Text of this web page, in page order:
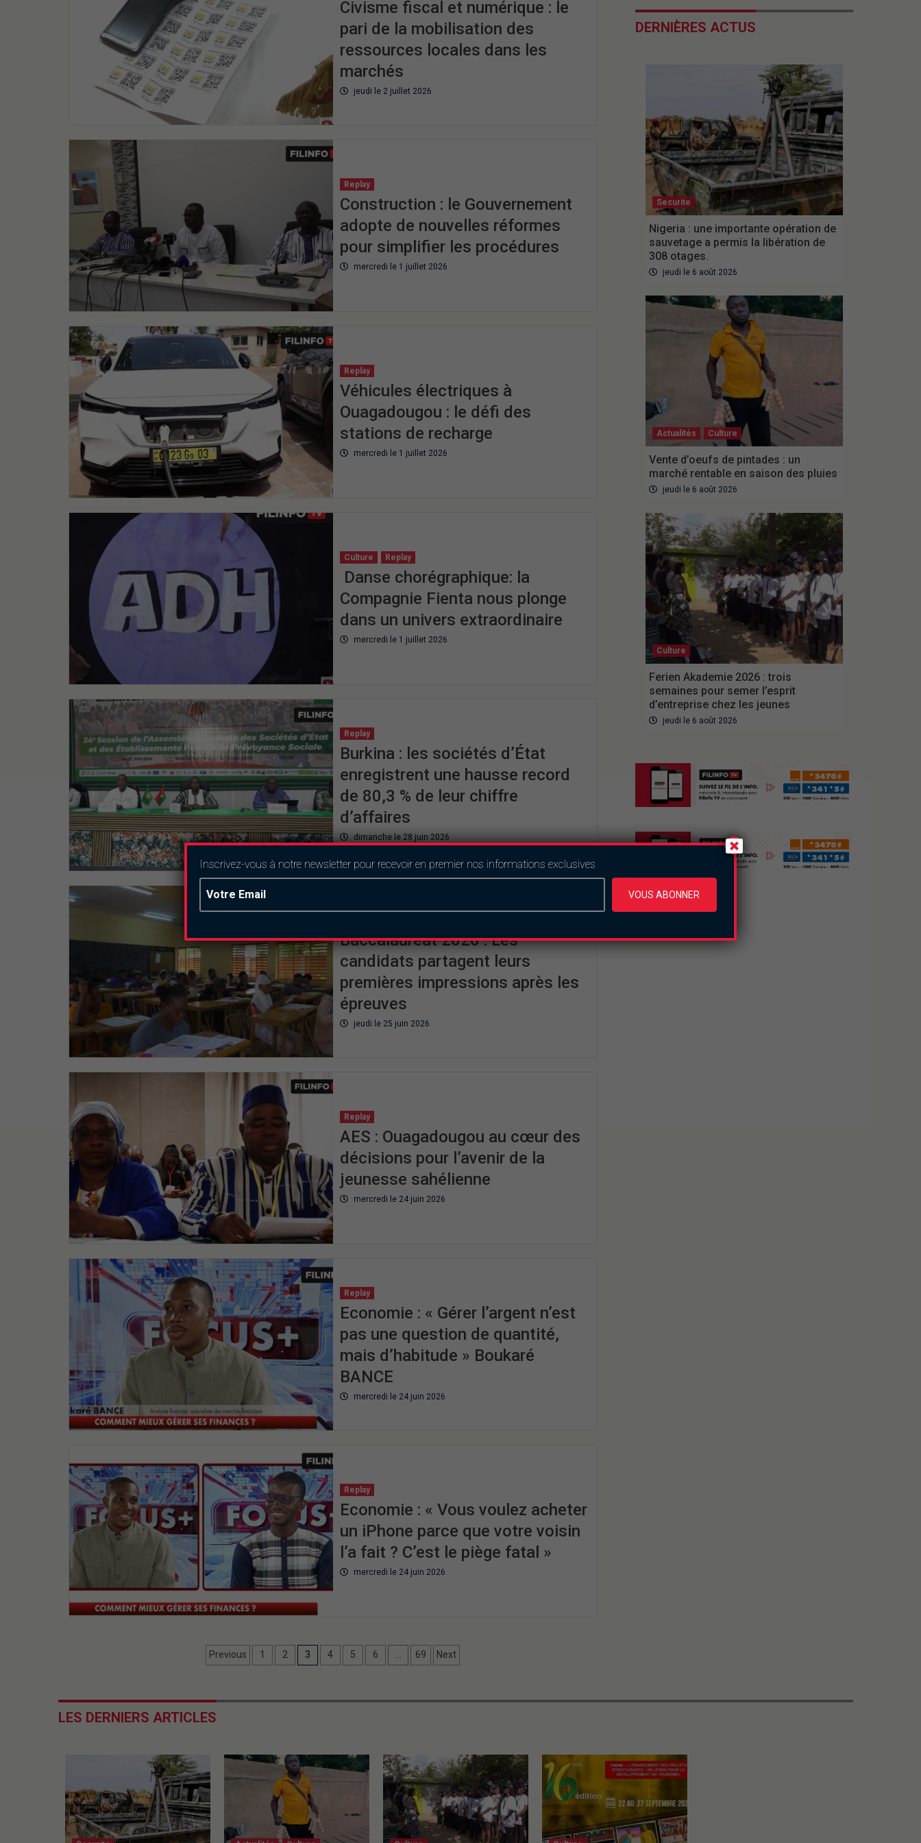
Civisme fiscal et numérique : le
pari de la mobilisation des
ressources locales dans les
marchés
jeudi le 2 juillet 2026
Replay
Construction : le Gouvernement
adopte de nouvelles réformes
pour simplifier les procédures
mercredi le 1 juillet 2026
Replay
Véhicules électriques à
Ouagadougou : le défi des
stations de recharge
mercredi le 1 juillet 2026
Culture Replay
Danse chorégraphique: la
Compagnie Fienta nous plonge
dans un univers extraordinaire
mercredi le 1 juillet 2026
Replay
Burkina : les sociétés d’État
enregistrent une hausse record
de 80,3 % de leur chiffre
d’affaires
dimanche le 28 juin 2026
Baccalauréat 2026 : Les
candidats partagent leurs
premières impressions après les
épreuves
jeudi le 25 juin 2026
Replay
AES : Ouagadougou au cœur des
décisions pour l’avenir de la
jeunesse sahélienne
mercredi le 24 juin 2026
Replay
Economie : « Gérer l’argent n’est
pas une question de quantité,
mais d’habitude » Boukaré
BANCE
mercredi le 24 juin 2026
Replay
Economie : « Vous voulez acheter
un iPhone parce que votre voisin
l’a fait ? C’est le piège fatal »
mercredi le 24 juin 2026
Previous 1 2 3 4 5 6 … 69 Next
DERNIÈRES ACTUS
Securite
Nigeria : une importante opération de
sauvetage a permis la libération de
308 otages.
jeudi le 6 août 2026
Actualités Culture
Vente d’oeufs de pintades : un
marché rentable en saison des pluies
jeudi le 6 août 2026
Culture
Ferien Akademie 2026 : trois
semaines pour semer l’esprit
d’entreprise chez les jeunes
jeudi le 6 août 2026
LES DERNIERS ARTICLES
Inscrivez-vous à notre newsletter pour recevoir en premier nos informations exclusives
VOUS ABONNER